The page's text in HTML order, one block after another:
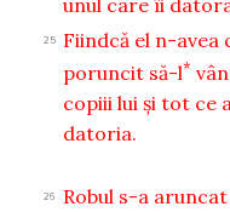
25
Fiindcă el n-avea
poruncit să-l*
copiii lui şi tot ce
datoria.
26
Robul s-a